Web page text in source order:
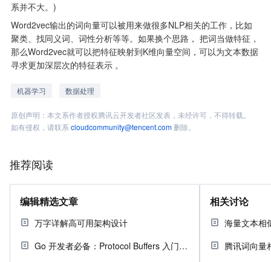
系并不大。)
Word2vec输出的词向量可以被用来做很多NLP相关的工作，比如
聚类、找同义词、词性分析等等。如果换个思路， 把词当做特征，
那么Word2vec就可以把特征映射到K维向量空间，可以为文本数据
寻求更加深层次的特征表示 。
机器学习 数据处理
原创声明：本文系作者授权腾讯云开发者社区发表，未经许可，不得转载。
如有侵权，请联系 cloudcommunity@tencent.com删除。
推荐阅读
编辑精选文章
万字详解高可用架构设计
Go 开发者必备：Protocol Buffers 入门指南
相关讨论
海量文本相
腾讯词向量